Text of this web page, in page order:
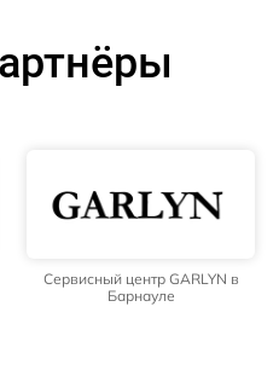
Сервисный центр GARLYN в
Барнауле